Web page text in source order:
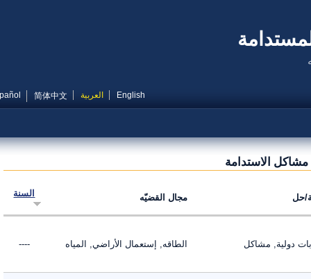
English العربية 简体中文
Español
الاستدامة
مجال القضيّه السنة
دولية, مشاكل الطاقه, إستعمال الأراضي, المياه ----